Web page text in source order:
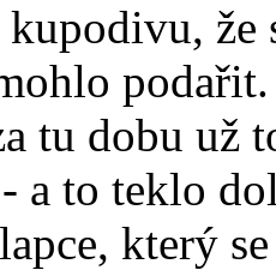
že
tu dobu už
a to teklo
který